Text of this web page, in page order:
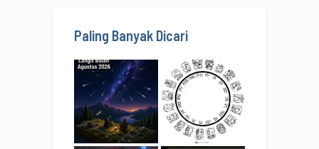
Paling Banyak Dicari